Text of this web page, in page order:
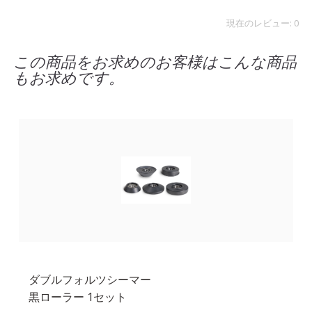
現在のレビュー: 0
この商品をお求めのお客様はこんな商品
もお求めです。
ダブルフォルツシーマー
黒ローラー 1セット